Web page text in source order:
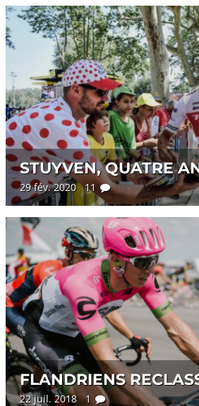
STUYVEN, QUATRE
29 fév. 2020 11
FLANDRIENS
22 juil. 2018 1